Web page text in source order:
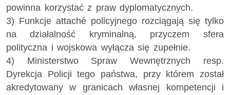
powinna korzystać z praw dyplomatycznych.
3) Funkcje attaché policyjnego rozciągają się tylko
na działalność kryminalną, przyczem sfera
polityczna i wojskowa wyłącza się zupełnie.
4) Ministerstwo Spraw Wewnętrznych resp.
Dyrekcja Policji tego państwa, przy którem został
akredytowany w granicach własnej kompetencji i